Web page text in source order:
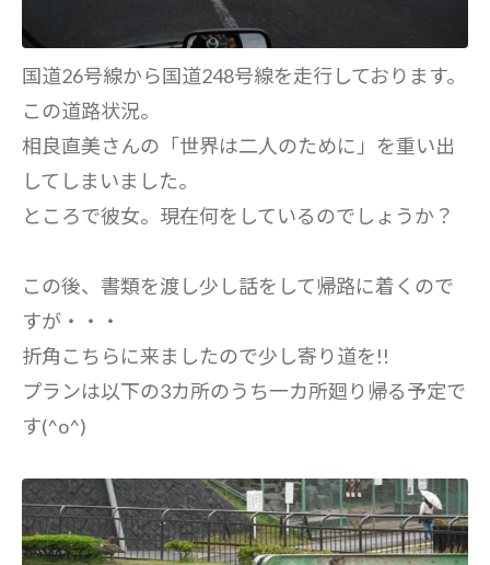
国道26号線から国道248号線を走行しております。
この道路状況。
相良直美さんの「世界は二人のために」を重い出
してしまいました。
ところで彼女。現在何をしているのでしょうか？
この後、書類を渡し少し話をして帰路に着くので
すが・・・
折角こちらに来ましたので少し寄り道を!!
プランは以下の3カ所のうち一カ所廻り帰る予定で
す(^o^)